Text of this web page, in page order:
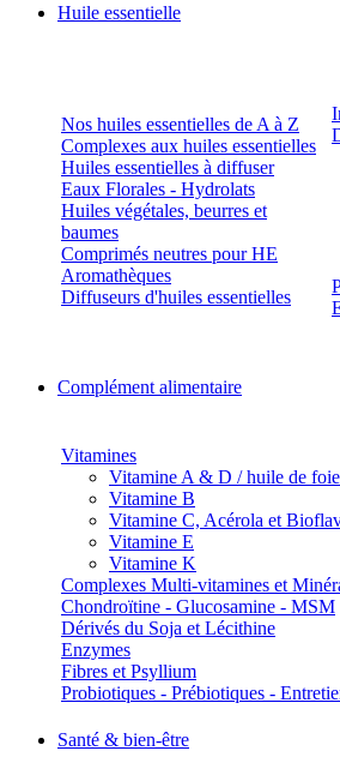
Huile essentielle
Nos huiles essentielles de A à Z
Complexes aux huiles essentielles
Huiles essentielles à diffuser
Eaux Florales - Hydrolats
Huiles végétales, beurres et
baumes
Comprimés neutres pour HE
Aromathèques
Diffuseurs d'huiles essentielles
Complément alimentaire
Vitamines
Vitamine A & D / huile de
Vitamine B
Vitamine C, Acérola et
Vitamine E
Vitamine K
Complexes Multi-vitamines et
Chondroïtine - Glucosamine - MSM
Dérivés du Soja et Lécithine
Enzymes
Fibres et Psyllium
Probiotiques - Prébiotiques -
Santé & bien-être